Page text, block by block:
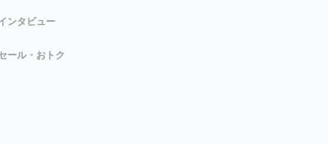
ンタビュー
ール・おトク